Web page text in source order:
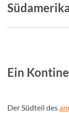
Ein
Der Südteil des